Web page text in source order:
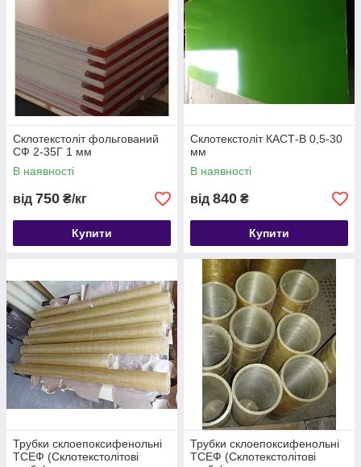
Склотекстоліт фольгований
СФ 2-35Г 1 мм
В наявності
від 750 ₴/кг
Купити
Склотекстоліт КАСТ-В 0,5-30
мм
В наявності
від 840 ₴
Купити
Трубки склоепоксифенольні
ТСЕФ (Склотекстолітові
Трубки склоепоксифенольні
ТСЕФ (Склотекстолітові